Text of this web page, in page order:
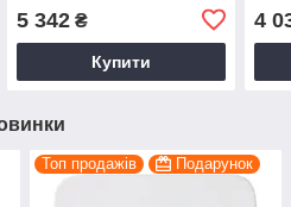
5 342₴
Купити
4
Топ продажів Подарунок